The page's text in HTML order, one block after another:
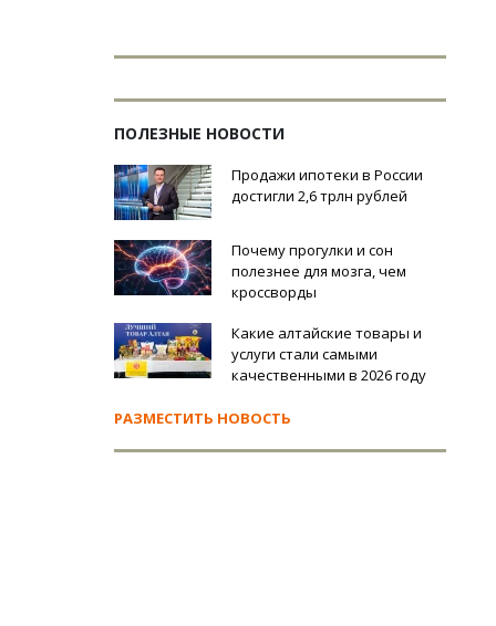
ПОЛЕЗНЫЕ НОВОСТИ
Продажи ипотеки в России
достигли 2,6 трлн рублей
Почему прогулки и сон
полезнее для мозга, чем
кроссворды
Какие алтайские товары и
услуги стали самыми
качественными в 2026 году
РАЗМЕСТИТЬ НОВОСТЬ